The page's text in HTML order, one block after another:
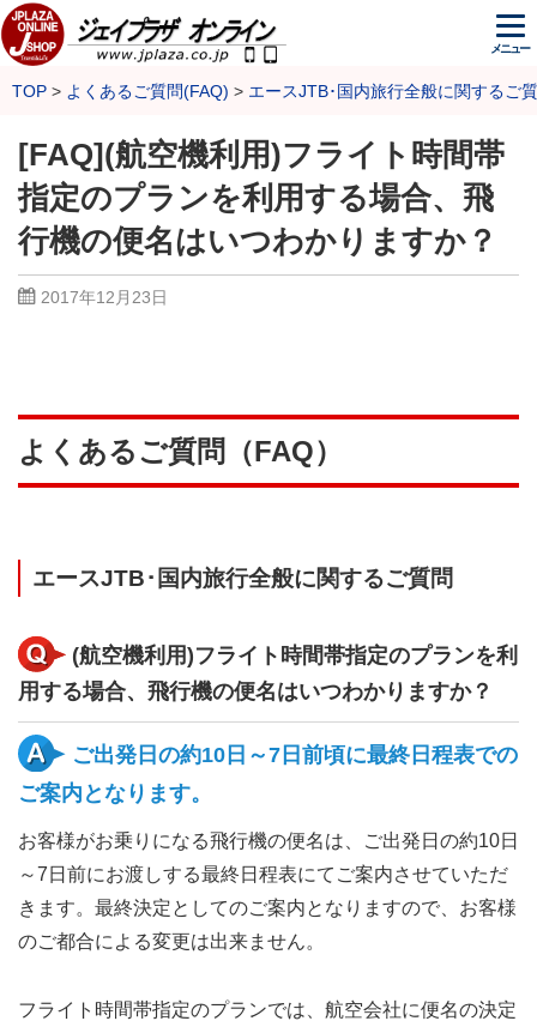
メニュー
TOP よくあるご質問(FAQ) エースJTB･国内旅行全般に関するご
[FAQ](航空機利用)フライト時間帯
指定のプランを利用する場合、飛
行機の便名はいつわかりますか？
2017年12月23日
よくあるご質問（FAQ）
エースJTB･国内旅行全般に関するご質問
(航空機利用)フライト時間帯指定のプランを利
用する場合、飛行機の便名はいつわかりますか？
ご出発日の約10日～7日前頃に最終日程表での
ご案内となります。
お客様がお乗りになる飛行機の便名は、ご出発日の約10日
～7日前にお渡しする最終日程表にてご案内させていただ
きます。最終決定としてのご案内となりますので、お客様
のご都合による変更は出来ません。
フライト時間帯指定のプランでは、航空会社に便名の決定